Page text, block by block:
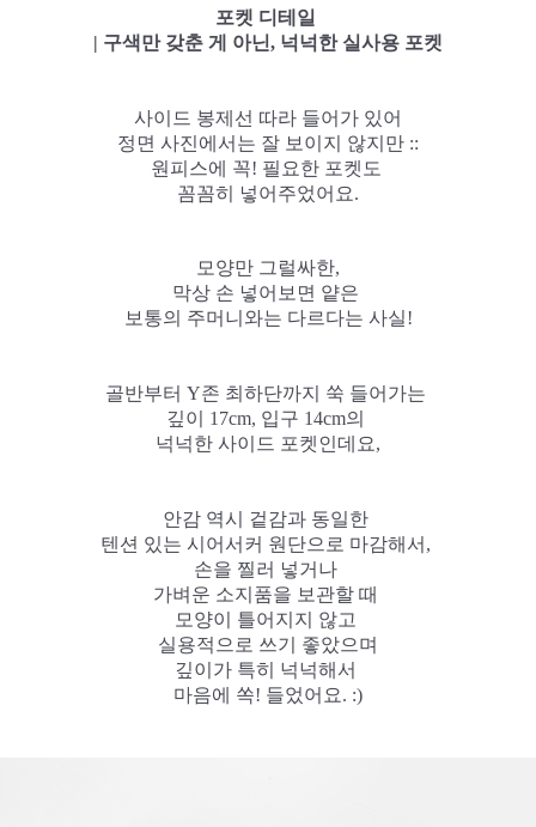
포켓 디테일
| 구색만 갖춘 게 아닌, 넉넉한 실사용 포켓
사이드 봉제선 따라 들어가 있어
정면 사진에서는 잘 보이지 않지만 ::
원피스에 꼭! 필요한 포켓도
꼼꼼히 넣어주었어요.
모양만 그럴싸한,
막상 손 넣어보면 얕은
보통의 주머니와는 다르다는 사실!
골반부터 Y존 최하단까지 쑥 들어가는
깊이 17cm, 입구 14cm의
넉넉한 사이드 포켓인데요,
안감 역시 겉감과 동일한
텐션 있는 시어서커 원단으로 마감해서,
손을 찔러 넣거나
가벼운 소지품을 보관할 때
모양이 틀어지지 않고
실용적으로 쓰기 좋았으며
깊이가 특히 넉넉해서
마음에 쏙! 들었어요. :)